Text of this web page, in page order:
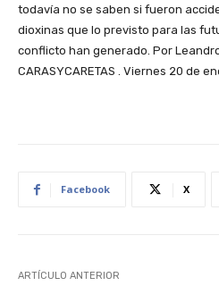
Facebook X
ARTÍCULO ANTERIOR